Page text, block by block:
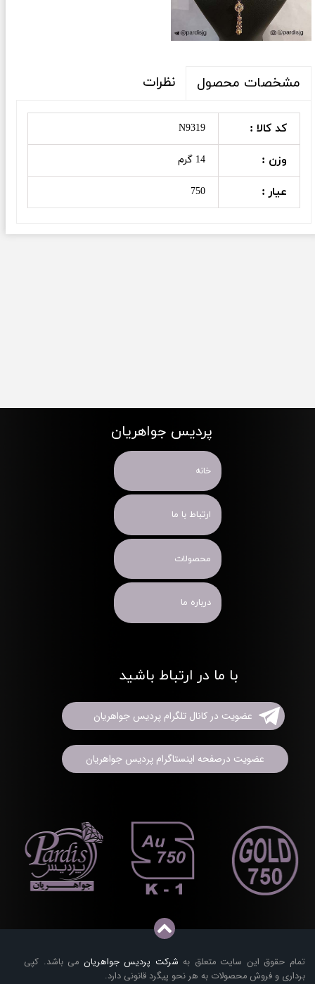
مشخصات محصول نظرات
کد کالا : N9319
وزن : 14 گرم
عیار : 750
تمام حقوق این سایت متعلق به شرکت پردیس جواهریان می باشد. کپی
برداری و فروش محصولات به هر نحو پیگرد قانونی دارد.
پردیس جواهریان
خانه
ارتباط با ما
محصولات
درباره ما
با ما در ارتباط باشید
عضویت در کانال تلگرام پردیس جواهریان
عضویت درصفحه اینستاگرام پردیس جواهریان